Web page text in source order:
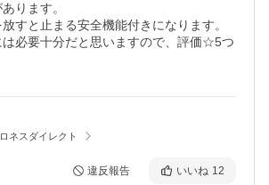
ります。
すと止まる安全機能付きになります。
は必要十分だと思いますので、評価☆5つ
ネスダイレクト
違反報告 いいね 12